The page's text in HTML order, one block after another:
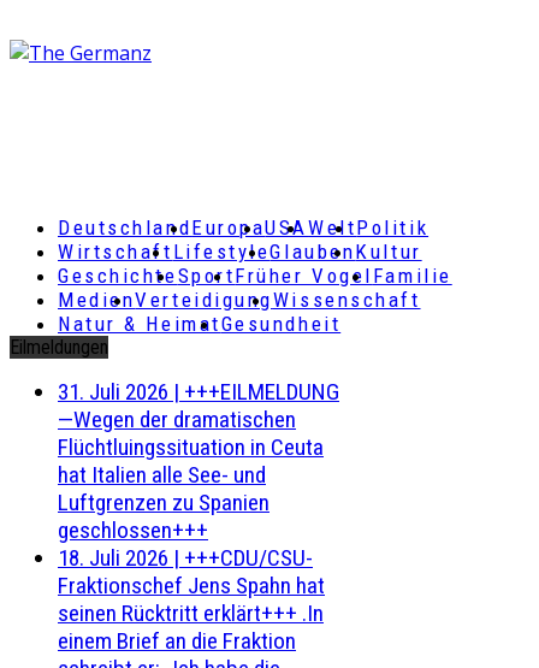
DeutschlandEuropaUSAWeltPolitik
Wirtschaft LifestyleGlaubenKultur
GeschichteSportFrüher Vogel Familie
MedienVerteidigungWissenschaft
Natur & HeimatGesundheit
Eilmeldungen
31. Juli 2026 | +++EILMELDUNG
—Wegen der dramatischen
Flüchtluingssituation in Ceuta
hat Italien alle See- und
Luftgrenzen zu Spanien
geschlossen+++
18. Juli 2026 | +++CDU/CSU-
Fraktionschef Jens Spahn hat
seinen Rücktritt erklärt+++ .In
einem Brief an die Fraktion